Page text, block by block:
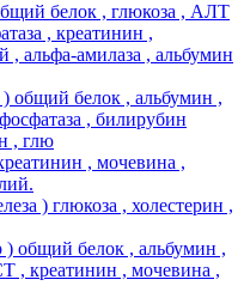
белок , глюкоза , АЛТ
, креатинин ,
альфа-амилаза , альбумин
общий белок , альбумин ,
, билирубин
, глю
, мочевина ,
) глюкоза , холестерин ,
общий белок , альбумин ,
, креатинин , мочевина ,